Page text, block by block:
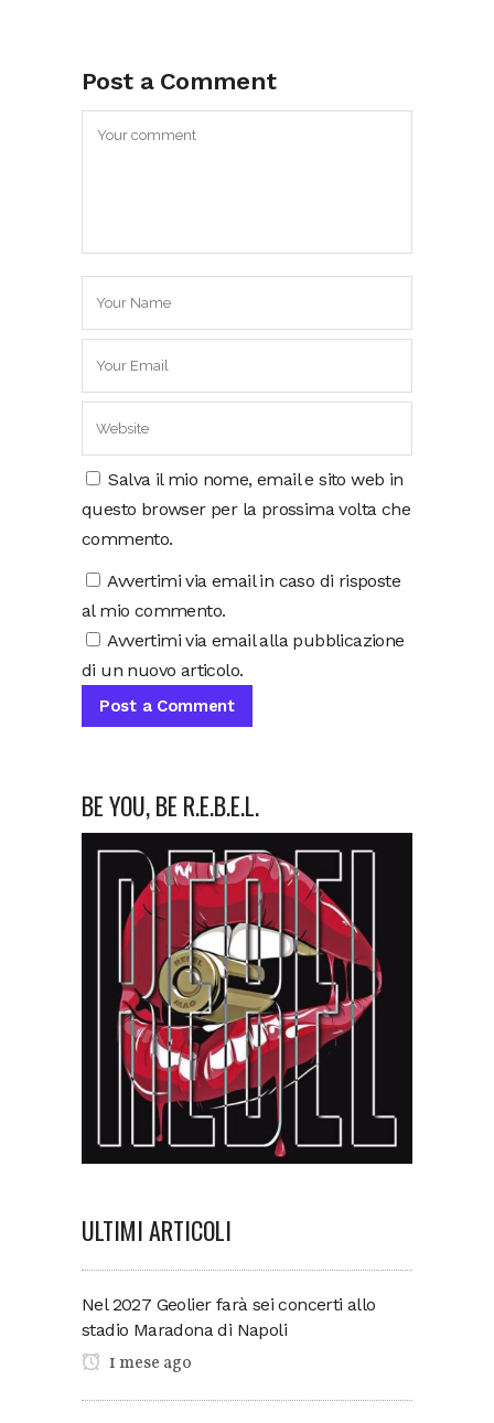
Post a Comment
Salva il mio nome, email e sito web in
questo browser per la prossima volta che
commento.
Avvertimi via email in caso di risposte
al mio commento.
Avvertimi via email alla pubblicazione
di un nuovo articolo.
BE YOU, BE R.E.B.E.L.
ULTIMI ARTICOLI
Nel 2027 Geolier farà sei concerti allo
stadio Maradona di Napoli
1 mese ago